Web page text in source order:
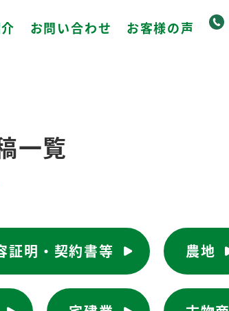
お問い合わせ お客様の声
一覧
証明・契約書等 農地